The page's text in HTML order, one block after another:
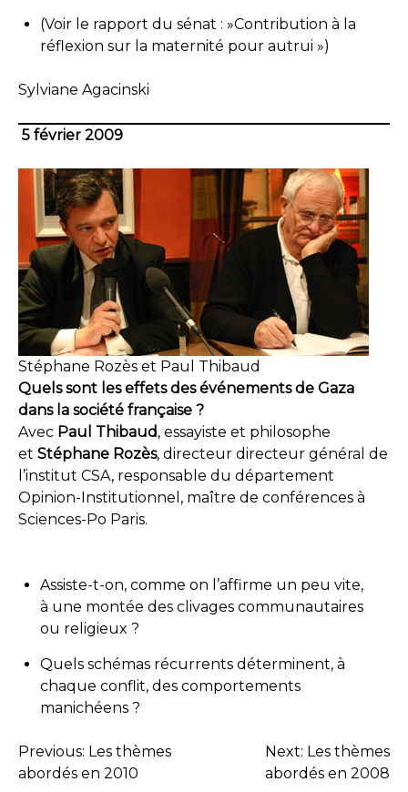
(Voir le rapport du sénat : »Contribution à la
réflexion sur la maternité pour autrui »)
Sylviane Agacinski
5 février 2009
Stéphane Rozès et Paul Thibaud
Quels sont les effets des événements de Gaza
dans la société française ?
Avec Paul Thibaud, essayiste et philosophe
et Stéphane Rozès, directeur directeur général de
l’institut CSA, responsable du département
Opinion-Institutionnel, maître de conférences à
Sciences-Po Paris.
Assiste-t-on, comme on l’affirme un peu vite,
à une montée des clivages communautaires
ou religieux ?
Quels schémas récurrents déterminent, à
chaque conflit, des comportements
manichéens ?
NAVIGATION
Previous: Les thèmes
abordés en 2010
Next: Les thèmes
abordés en 2008